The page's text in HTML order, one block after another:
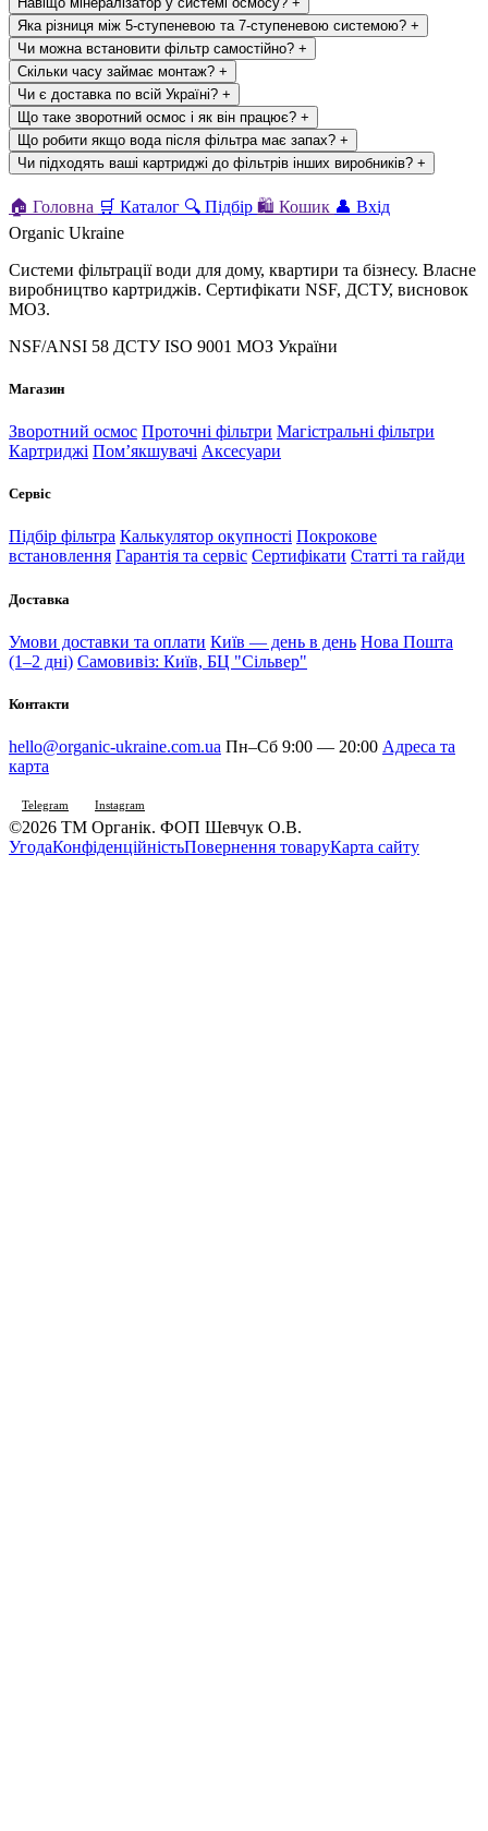
Яка різниця між 5-ступеневою та 7-ступеневою системою? +
Чи можна встановити фільтр самостійно? +
Скільки часу займає монтаж? +
Чи є доставка по всій Україні? +
Що таке зворотний осмос і як він працює? +
Що робити якщо вода після фільтра має запах? +
Чи підходять ваші картриджі до фільтрів інших виробників? +
🏠 Головна 🛒 Каталог 🔍 Підбір 🛍 Кошик 👤 Вхід
Organic Ukraine
Системи фільтрації води для дому, квартири та бізнесу. Власне
виробництво картриджів. Сертифікати NSF, ДСТУ, висновок
МОЗ.
NSF/ANSI 58 ДСТУ ISO 9001 МОЗ України
Магазин
Зворотний осмос Проточні фільтри Магістральні фільтри
Картриджі Помʼякшувачі Аксесуари
Сервіс
Підбір фільтра Калькулятор окупності Покрокове
встановлення Гарантія та сервіс Сертифікати Статті та гайди
Доставка
Умови доставки та оплати Київ — день в день Нова Пошта
(1–2 дні) Самовивіз: Київ, БЦ "Сільвер"
Контакти
hello@organic-ukraine.com.ua Пн–Сб 9:00 — 20:00 Адреса та
карта
Telegram Instagram
©2026 ТМ Органік. ФОП Шевчук О.В.
УгодаКонфіденційністьПовернення товаруКарта сайту